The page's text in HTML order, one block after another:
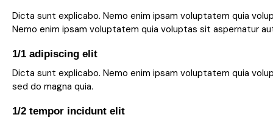
Dicta sunt explicabo. Nemo enim ipsam voluptatem quia
Nemo enim ipsam voluptatem quia voluptas sit aspernatur
1/1 adipiscing elit
Dicta sunt explicabo. Nemo enim ipsam voluptatem quia
sed do magna quia.
1/2 tempor incidunt elit